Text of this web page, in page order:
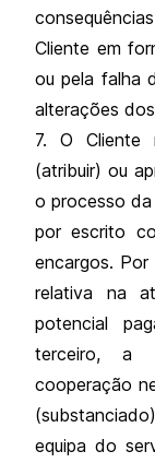
Cliente em
ou pela falha
alterações
7. O Cliente
(atribuir) ou
o processo
por escrito
encargos. Por
relativa na
potencial
terceiro, a
cooperação
equipa do